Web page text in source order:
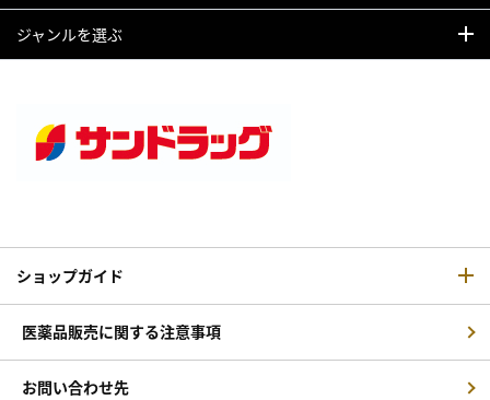
ジャンルを選ぶ
ショップガイド
医薬品販売に関する注意事項
お問い合わせ先